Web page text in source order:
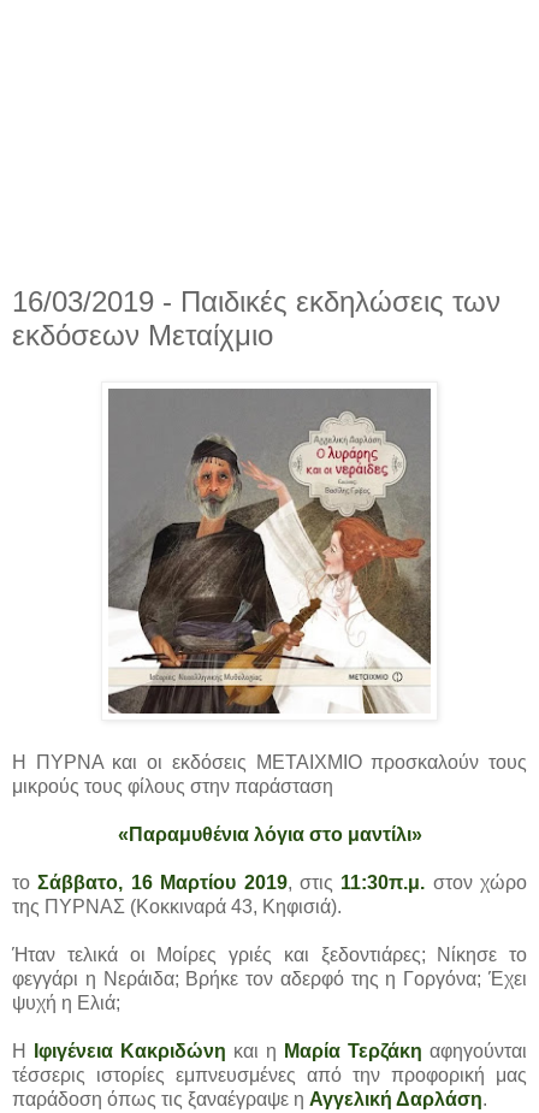
16/03/2019 - Παιδικές εκδηλώσεις των
εκδόσεων Μεταίχμιο
Η ΠΥΡΝΑ και οι εκδόσεις ΜΕΤΑΙΧΜΙΟ προσκαλούν τους
μικρούς τους φίλους στην παράσταση
«Παραμυθένια λόγια στο μαντίλι»
τοΣάββατο, 16 Μαρτίου 2019, στις 11:30π.μ. στον χώρο
της ΠΥΡΝΑΣ (Κοκκιναρά 43, Κηφισιά).
Ήταν τελικά οι Μοίρες γριές και ξεδοντιάρες; Νίκησε το
φεγγάρι η Νεράιδα; Βρήκε τον αδερφό της η Γοργόνα; Έχει
ψυχή η Ελιά;
Η Ιφιγένεια Κακριδώνη και η Μαρία Τερζάκη αφηγούνται
τέσσερις ιστορίες εμπνευσμένες από την προφορική μας
παράδοση όπως τις ξαναέγραψε η Αγγελική Δαρλάση.